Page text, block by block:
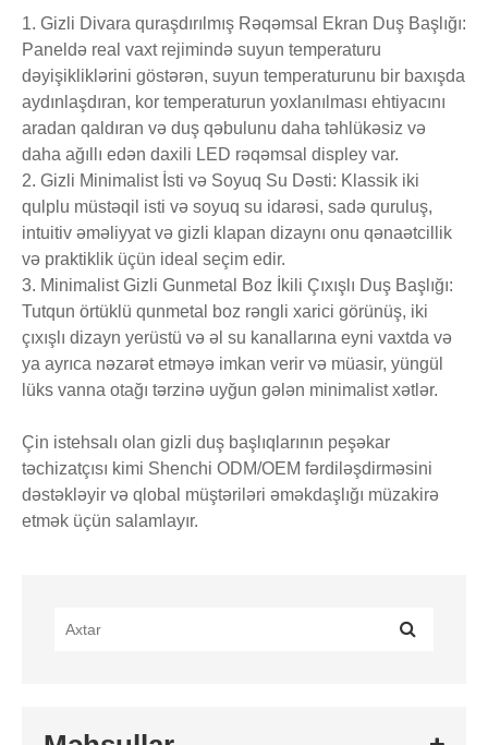
1. Gizli Divara quraşdırılmış Rəqəmsal Ekran Duş Başlığı:
Paneldə real vaxt rejimində suyun temperaturu
dəyişikliklərini göstərən, suyun temperaturunu bir baxışda
aydınlaşdıran, kor temperaturun yoxlanılması ehtiyacını
aradan qaldıran və duş qəbulunu daha təhlükəsiz və
daha ağıllı edən daxili LED rəqəmsal displey var.
2. Gizli Minimalist İsti və Soyuq Su Dəsti: Klassik iki
qulplu müstəqil isti və soyuq su idarəsi, sadə quruluş,
intuitiv əməliyyat və gizli klapan dizaynı onu qənaətcillik
və praktiklik üçün ideal seçim edir.
3. Minimalist Gizli Gunmetal Boz İkili Çıxışlı Duş Başlığı:
Tutqun örtüklü qunmetal boz rəngli xarici görünüş, iki
çıxışlı dizayn yerüstü və əl su kanallarına eyni vaxtda və
ya ayrıca nəzarət etməyə imkan verir və müasir, yüngül
lüks vanna otağı tərzinə uyğun gələn minimalist xətlər.
Çin istehsalı olan gizli duş başlıqlarının peşəkar
təchizatçısı kimi Shenchi ODM/OEM fərdiləşdirməsini
dəstəkləyir və qlobal müştəriləri əməkdaşlığı müzakirə
etmək üçün salamlayır.